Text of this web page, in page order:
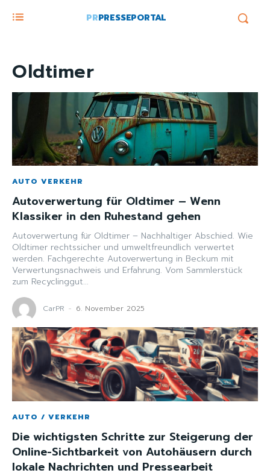
PRPRESSEPORTAL
Oldtimer
AUTO VERKEHR
Autoverwertung für Oldtimer – Wenn
Klassiker in den Ruhestand gehen
Autoverwertung für Oldtimer – Nachhaltiger Abschied. Wie
Oldtimer rechtssicher und umweltfreundlich verwertet
werden. Fachgerechte Autoverwertung in Beckum mit
Verwertungsnachweis und Erfahrung. Vom Sammlerstück
zum Recyclinggut...
CarPR - 6. November 2025
AUTO / VERKEHR
Die wichtigsten Schritte zur Steigerung der
Online-Sichtbarkeit von Autohäusern durch
lokale Nachrichten und Pressearbeit